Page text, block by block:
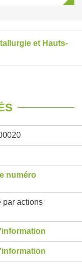
et Hauts-
numéro
par actions